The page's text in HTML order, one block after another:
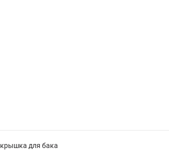
крышка для бака